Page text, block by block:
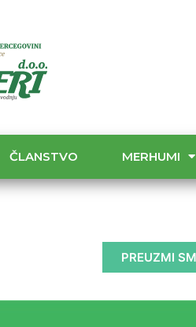
ČLANSTVO MERHUMI
PREUZMI